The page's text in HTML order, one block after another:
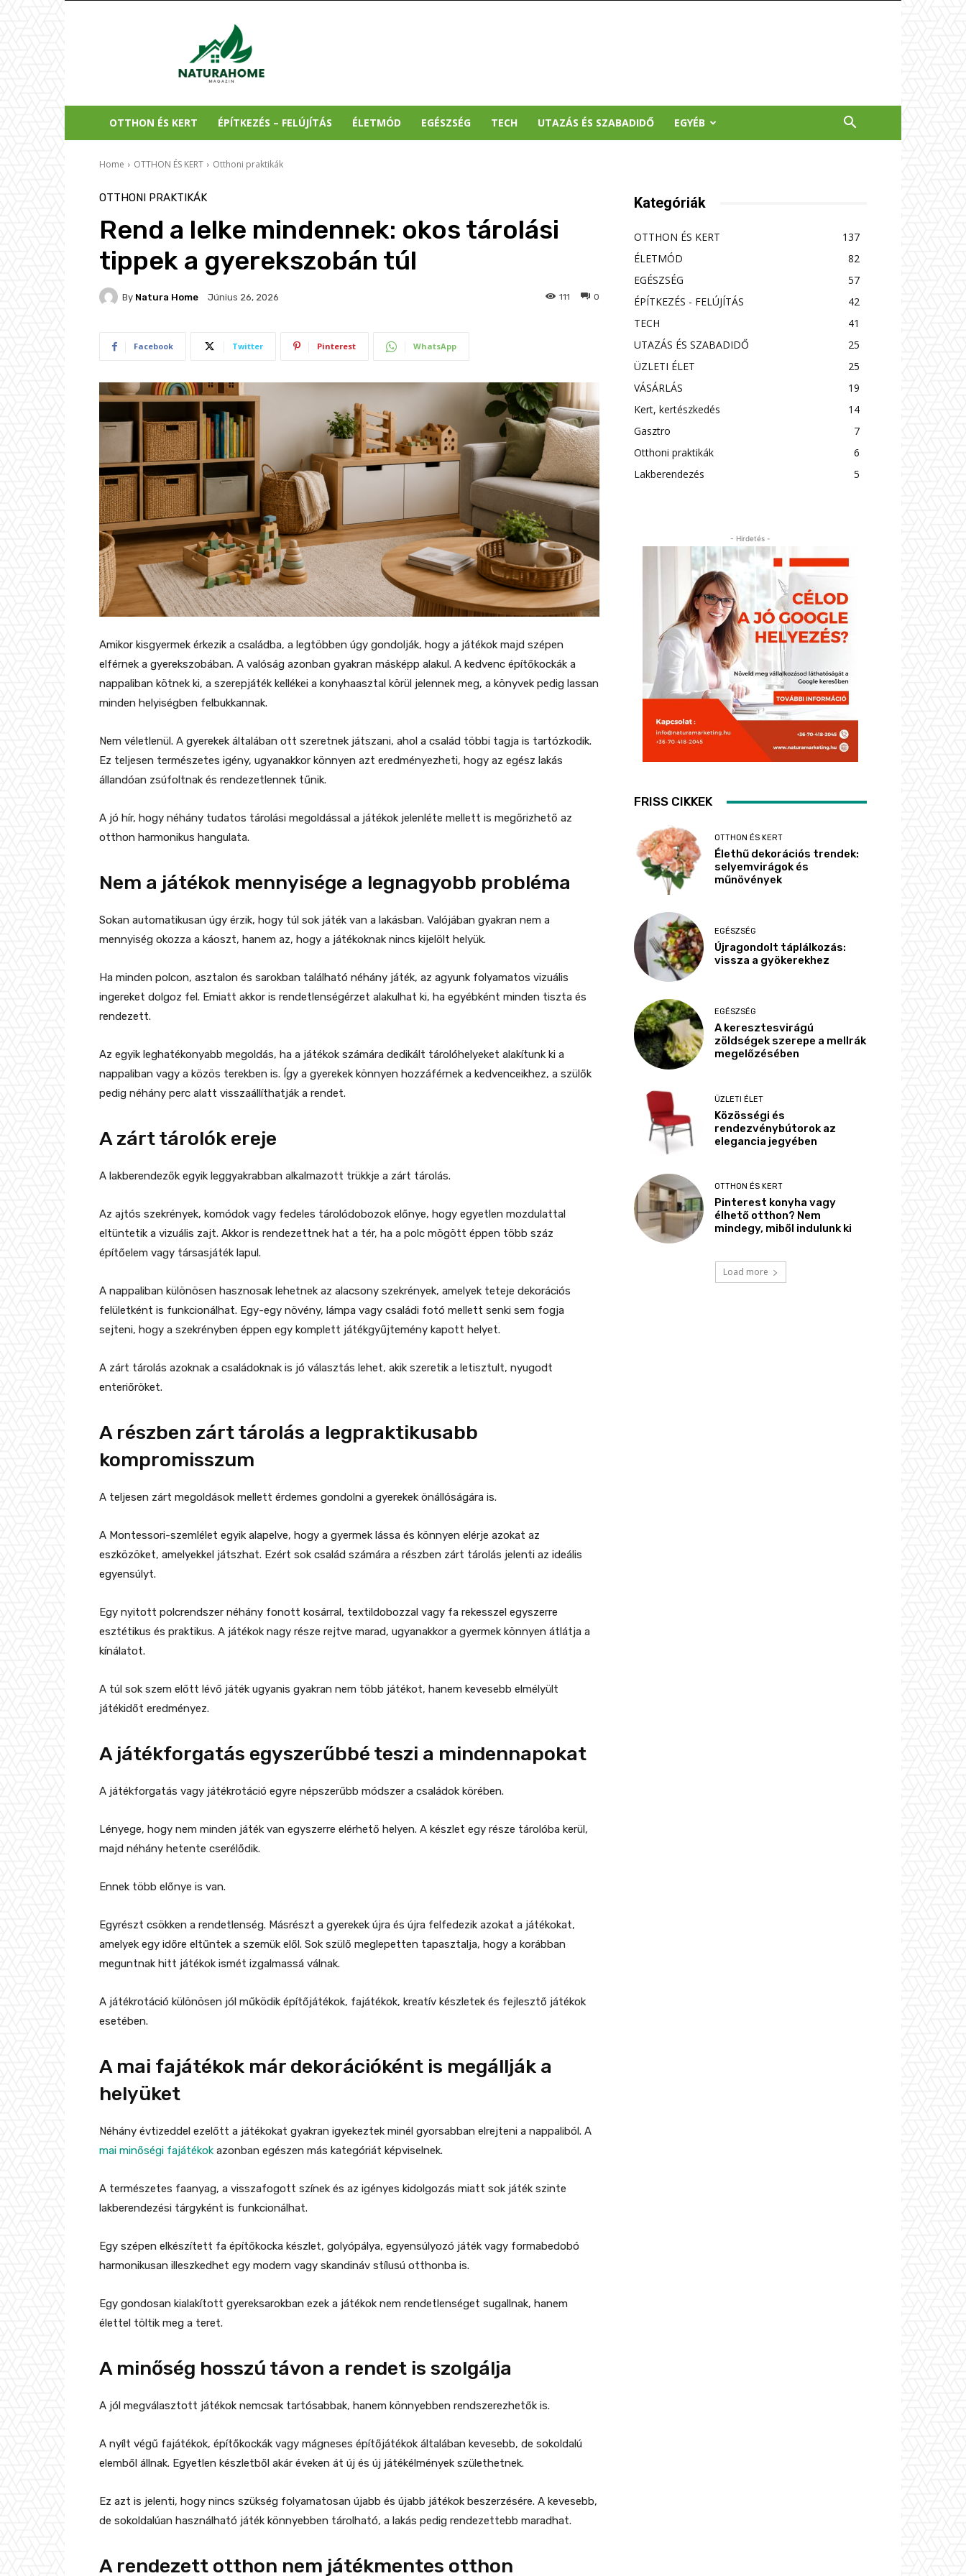
OTTHON ÉS KERT ÉPÍTKEZÉS – FELÚJÍTÁS ÉLETMÓD EGÉSZSÉG TECH UTAZÁS ÉS SZABADIDŐ EGYÉB
Home OTTHON ÉS KERT Otthoni praktikák
OTTHONI PRAKTIKÁK
Rend a lelke mindennek: okos tárolási
tippek a gyerekszobán túl
By Natura Home Június 26, 2026 0
111
Facebook Twitter Pinterest WhatsApp
Amikor kisgyermek érkezik a családba, a legtöbben úgy gondolják, hogy a játékok majd szépen
elférnek a gyerekszobában. A valóság azonban gyakran másképp alakul. A kedvenc építőkockák a
nappaliban kötnek ki, a szerepjáték kellékei a konyhaasztal körül jelennek meg, a könyvek pedig lassan
minden helyiségben felbukkannak.
Nem véletlenül. A gyerekek általában ott szeretnek játszani, ahol a család többi tagja is tartózkodik.
Ez teljesen természetes igény, ugyanakkor könnyen azt eredményezheti, hogy az egész lakás
állandóan zsúfoltnak és rendezetlennek tűnik.
A jó hír, hogy néhány tudatos tárolási megoldással a játékok jelenléte mellett is megőrizhető az
otthon harmonikus hangulata.
Nem a játékok mennyisége a legnagyobb probléma
Sokan automatikusan úgy érzik, hogy túl sok játék van a lakásban. Valójában gyakran nem a
mennyiség okozza a káoszt, hanem az, hogy a játékoknak nincs kijelölt helyük.
Ha minden polcon, asztalon és sarokban található néhány játék, az agyunk folyamatos vizuális
ingereket dolgoz fel. Emiatt akkor is rendetlenségérzet alakulhat ki, ha egyébként minden tiszta és
rendezett.
Az egyik leghatékonyabb megoldás, ha a játékok számára dedikált tárolóhelyeket alakítunk ki a
nappaliban vagy a közös terekben is. Így a gyerekek könnyen hozzáférnek a kedvenceikhez, a szülők
pedig néhány perc alatt visszaállíthatják a rendet.
A zárt tárolók ereje
A lakberendezők egyik leggyakrabban alkalmazott trükkje a zárt tárolás.
Az ajtós szekrények, komódok vagy fedeles tárolódobozok előnye, hogy egyetlen mozdulattal
eltüntetik a vizuális zajt. Akkor is rendezettnek hat a tér, ha a polc mögött éppen több száz
építőelem vagy társasjáték lapul.
A nappaliban különösen hasznosak lehetnek az alacsony szekrények, amelyek teteje dekorációs
felületként is funkcionálhat. Egy-egy növény, lámpa vagy családi fotó mellett senki sem fogja
sejteni, hogy a szekrényben éppen egy komplett játékgyűjtemény kapott helyet.
A zárt tárolás azoknak a családoknak is jó választás lehet, akik szeretik a letisztult, nyugodt
enteriőröket.
A részben zárt tárolás a legpraktikusabb
kompromisszum
A teljesen zárt megoldások mellett érdemes gondolni a gyerekek önállóságára is.
A Montessori-szemlélet egyik alapelve, hogy a gyermek lássa és könnyen elérje azokat az
eszközöket, amelyekkel játszhat. Ezért sok család számára a részben zárt tárolás jelenti az ideális
egyensúlyt.
Egy nyitott polcrendszer néhány fonott kosárral, textildobozzal vagy fa rekesszel egyszerre
esztétikus és praktikus. A játékok nagy része rejtve marad, ugyanakkor a gyermek könnyen átlátja a
kínálatot.
A túl sok szem előtt lévő játék ugyanis gyakran nem több játékot, hanem kevesebb elmélyült
játékidőt eredményez.
A játékforgatás egyszerűbbé teszi a mindennapokat
A játékforgatás vagy játékrotáció egyre népszerűbb módszer a családok körében.
Lényege, hogy nem minden játék van egyszerre elérhető helyen. A készlet egy része tárolóba kerül,
majd néhány hetente cserélődik.
Ennek több előnye is van.
Egyrészt csökken a rendetlenség. Másrészt a gyerekek újra és újra felfedezik azokat a játékokat,
amelyek egy időre eltűntek a szemük elől. Sok szülő meglepetten tapasztalja, hogy a korábban
meguntnak hitt játékok ismét izgalmassá válnak.
A játékrotáció különösen jól működik építőjátékok, fajátékok, kreatív készletek és fejlesztő játékok
esetében.
A mai fajátékok már dekorációként is megállják a
helyüket
Néhány évtizeddel ezelőtt a játékokat gyakran igyekeztek minél gyorsabban elrejteni a nappaliból. A
mai minőségi fajátékok azonban egészen más kategóriát képviselnek.
A természetes faanyag, a visszafogott színek és az igényes kidolgozás miatt sok játék szinte
lakberendezési tárgyként is funkcionálhat.
Egy szépen elkészített fa építőkocka készlet, golyópálya, egyensúlyozó játék vagy formabedobó
harmonikusan illeszkedhet egy modern vagy skandináv stílusú otthonba is.
Egy gondosan kialakított gyereksarokban ezek a játékok nem rendetlenséget sugallnak, hanem
élettel töltik meg a teret.
A minőség hosszú távon a rendet is szolgálja
A jól megválasztott játékok nemcsak tartósabbak, hanem könnyebben rendszerezhetők is.
A nyílt végű fajátékok, építőkockák vagy mágneses építőjátékok általában kevesebb, de sokoldalú
elemből állnak. Egyetlen készletből akár éveken át új és új játékélmények születhetnek.
Ez azt is jelenti, hogy nincs szükség folyamatosan újabb és újabb játékok beszerzésére. A kevesebb,
de sokoldalúan használható játék könnyebben tárolható, a lakás pedig rendezettebb maradhat.
A rendezett otthon nem játékmentes otthon
Kategóriák
OTTHON ÉS KERT
137
ÉLETMÓD
82
EGÉSZSÉG
57
ÉPÍTKEZÉS - FELÚJÍTÁS
42
TECH
41
UTAZÁS ÉS SZABADIDŐ
25
ÜZLETI ÉLET
25
VÁSÁRLÁS
19
Kert, kertészkedés
14
Gasztro
7
Otthoni praktikák
6
Lakberendezés
5
- Hirdetés -
FRISS CIKKEK
OTTHON ÉS KERT
Élethű dekorációs trendek:
selyemvirágok és
műnövények
EGÉSZSÉG
Újragondolt táplálkozás:
vissza a gyökerekhez
EGÉSZSÉG
A keresztesvirágú
zöldségek szerepe a mellrák
megelőzésében
ÜZLETI ÉLET
Közösségi és
rendezvénybútorok az
elegancia jegyében
OTTHON ÉS KERT
Pinterest konyha vagy
élhető otthon? Nem
mindegy, miből indulunk ki
Load more